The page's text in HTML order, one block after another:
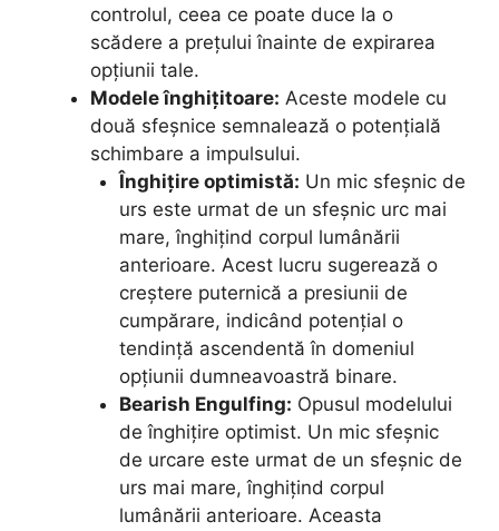
controlul, ceea ce poate duce la o
scădere a prețului înainte de expirarea
opțiunii tale.
Modele înghițitoare: Aceste modele cu
două sfeșnice semnalează o potențială
schimbare a impulsului.
Înghițire optimistă: Un mic sfeșnic de
urs este urmat de un sfeșnic urc mai
mare, înghițind corpul lumânării
anterioare. Acest lucru sugerează o
creștere puternică a presiunii de
cumpărare, indicând potențial o
tendință ascendentă în domeniul
opțiunii dumneavoastră binare.
Bearish Engulfing: Opusul modelului
de înghițire optimist. Un mic sfeșnic
de urcare este urmat de un sfeșnic de
urs mai mare, înghițind corpul
lumânării anterioare. Aceasta